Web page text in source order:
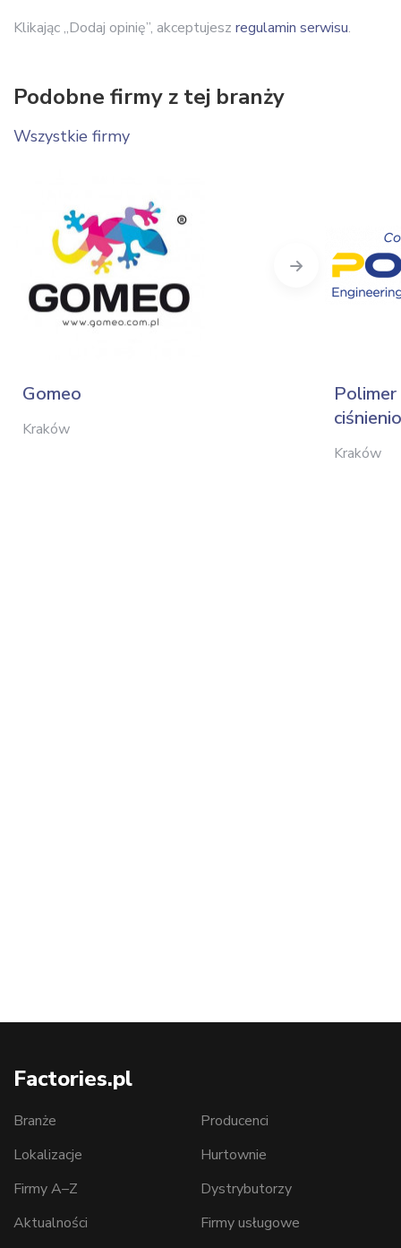
Klikając „Dodaj opinię”, akceptujesz regulamin serwisu.
Podobne firmy z tej branży
Wszystkie firmy
Gomeo
Kraków
Polimer
Kraków
Next
Factories.pl
Branże
Lokalizacje
Firmy A–Z
Aktualności
Producenci
Hurtownie
Dystrybutorzy
Firmy usługowe